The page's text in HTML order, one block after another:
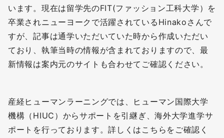
います。現在は留学先のFIT(ファッション工科大学）を
卒業されニューヨークで活躍されているHinakoさんで
すが、記事は通学いただいていた時から作成いただい
ており、執筆当時の情報が含まれておりますので、最
新情報は案内元のサイトも合わせてご確認ください。
産経ヒューマンラーニングでは、ヒューマン国際大学
機構（HIUC）からサポートを引継ぎ、海外大学進学サ
ポートを行っております。詳しくはこちらをご確認く